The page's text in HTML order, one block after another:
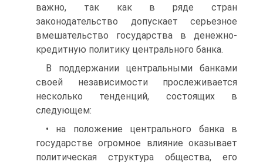
важно, так как в ряде стран
законодательство допускает серьезное
вмешательство государства в денежно-
кредитную политику цент­рального банка.
В поддержании центральными банками
своей независимости прослеживается
несколько тенденций, состоящих в
следующем:
• на положение центрального банка в
государстве огромное влияние оказывает
политическая структура общества, его